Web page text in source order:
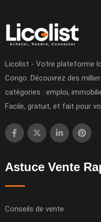
Licolist - Votre plateforme
Congo. Découvrez des
catégories : emploi,
Facile, gratuit, et fait pour
Astuce Vente
Conseils de vente